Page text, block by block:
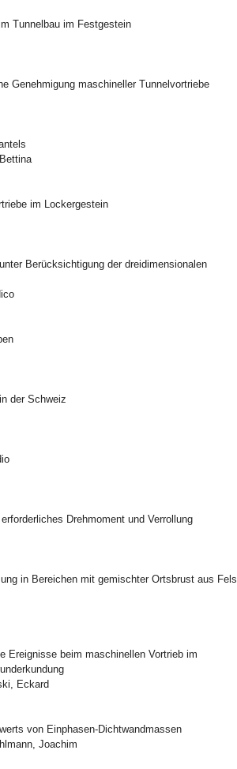
Tunnelbau im Festgestein
Genehmigung maschineller Tunnelvortriebe
im Lockergestein
Berücksichtigung der dreidimensionalen
der Schweiz
Drehmoment und Verrollung
in Bereichen mit gemischter Ortsbrust aus Fels
Ereignisse beim maschinellen Vortrieb im
Eckard
von Einphasen-Dichtwandmassen
Joachim